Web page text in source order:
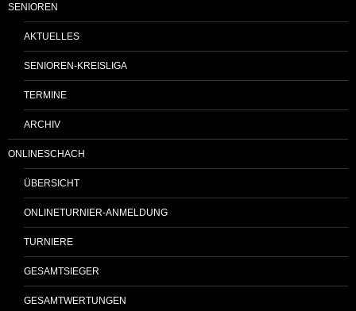
SENIOREN
AKTUELLES
SENIOREN-KREISLIGA
TERMINE
ARCHIV
ONLINESCHACH
ÜBERSICHT
ONLINETURNIER-ANMELDUNG
TURNIERE
GESAMTSIEGER
GESAMTWERTUNGEN